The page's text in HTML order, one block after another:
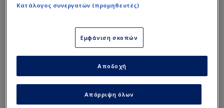
Στα χνάρια που βάδισε ο Χοσέ Λουίς
στην 25άδα τριών νεαρών ποδοσφαιριστών θα
Κατάλογος συνεργατών (προμηθευτές)
Εμφάνιση σκοπών
Απόρριψη όλων
Αποδοχή